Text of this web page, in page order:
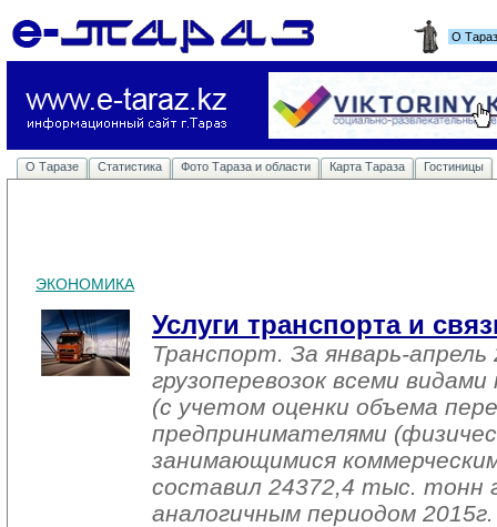
О
О Таразе Статистика Фото Тараза и области Карта Тараза Гостиницы
ЭКОНОМИКА
Услуги транспорта и
Транспорт. За январь-апрель
грузоперевозок всеми
(с учетом оценки объема
предпринимателями
занимающимися
составил 24372,4 тыс. тонн
аналогичным периодом